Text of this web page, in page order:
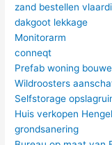
zand bestellen
dakgoot lekkage
Monitorarm
conneqt
Prefab woning
Wildroosters
Selfstorage
Huis verkopen
grondsanering